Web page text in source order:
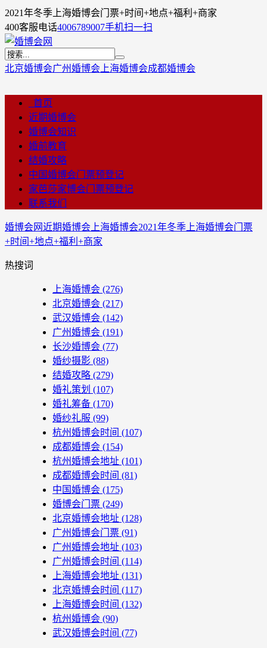
2021年冬季上海婚博会门票+时间+地点+福利+商家
400客服电话4006789007手机扫一扫
北京婚博会广州婚博会 上海婚博会成都婚博会
首页
近期婚博会
婚博会知识
婚前教育
结婚攻略
中国婚博会门票预登记
家芭莎家博会门票预登记
联系我们
婚博会网近期婚博会 上海婚博会2021年冬季上海婚博会门票
+时间+地点+福利+商家
热搜词
上海婚博会 (276)
北京婚博会 (217)
武汉婚博会 (142)
广州婚博会 (191)
长沙婚博会 (77)
婚纱摄影 (88)
结婚攻略 (279)
婚礼策划 (107)
婚礼筹备 (170)
婚纱礼服 (99)
杭州婚博会时间 (107)
成都婚博会 (154)
杭州婚博会地址 (101)
成都婚博会时间 (81)
中国婚博会 (175)
婚博会门票 (249)
北京婚博会地址 (128)
广州婚博会门票 (91)
广州婚博会地址 (103)
广州婚博会时间 (114)
上海婚博会地址 (131)
北京婚博会时间 (117)
上海婚博会时间 (132)
杭州婚博会 (90)
武汉婚博会时间 (77)